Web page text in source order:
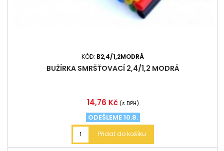
KÓD: B2,4/1,2MODRÁ
BUŽÍRKA SMRŠŤOVACÍ 2,4/1,2 MODRÁ
Cena
14,76 Kč (s DPH)
ODEŠLEME 10.8.
Přidat do košíku